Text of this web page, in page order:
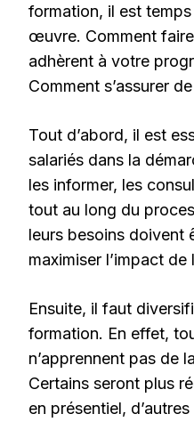
formation, il est
œuvre. Comment
adhèrent à votre
Comment s’assurer
Tout d’abord, il est
salariés dans la
les informer, les
tout au long du
leurs besoins doivent
maximiser l’impact de
Ensuite, il faut
formation. En effet,
n’apprennent pas de
Certains seront plus
en présentiel,